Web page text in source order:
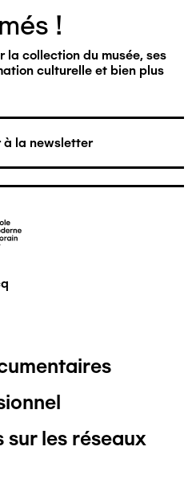
!
la collection du musée, ses
culturelle et bien plus
à la newsletter
sur les réseaux